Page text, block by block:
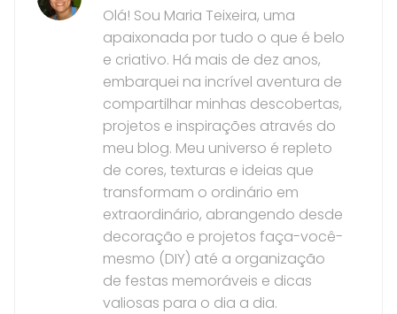
Olá! Sou Maria Teixeira, uma
apaixonada por tudo o que é belo
e criativo. Há mais de dez anos,
embarquei na incrível aventura de
compartilhar minhas descobertas,
projetos e inspirações através do
meu blog. Meu universo é repleto
de cores, texturas e ideias que
transformam o ordinário em
extraordinário, abrangendo desde
decoração e projetos faça-você-
mesmo (DIY) até a organização
de festas memoráveis e dicas
valiosas para o dia a dia.